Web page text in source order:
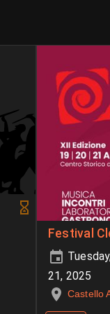
Festival
21, 2025
Castello